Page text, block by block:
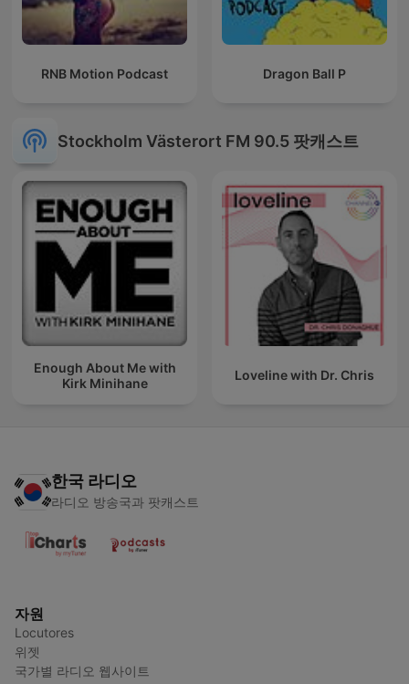
RNB Motion Podcast Dragon Ball P
Stockholm Västerort FM 90.5 팟캐스트
Enough About Me with
Kirk Minihane
Loveline with Dr. Chris
한국 라디오
라디오 방송국과 팟캐스트
자원
Locutores
위젯
국가별 라디오 웹사이트